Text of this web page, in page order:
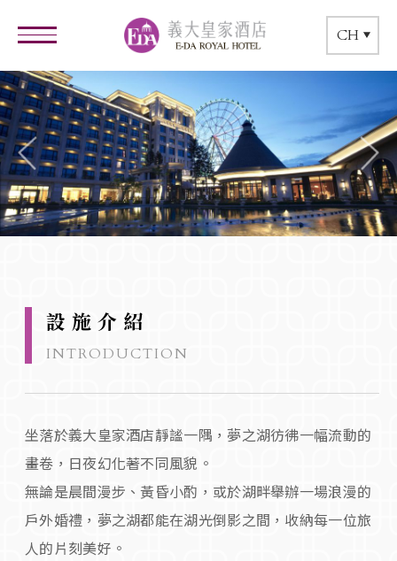
設施介紹
INTRODUCTION
坐落於義大皇家酒店靜謐一隅，夢之湖彷彿一幅流動的
畫卷，日夜幻化著不同風貌。
無論是晨間漫步、黃昏小酌，或於湖畔舉辦一場浪漫的
戶外婚禮，夢之湖都能在湖光倒影之間，收納每一位旅
人的片刻美好。
CH